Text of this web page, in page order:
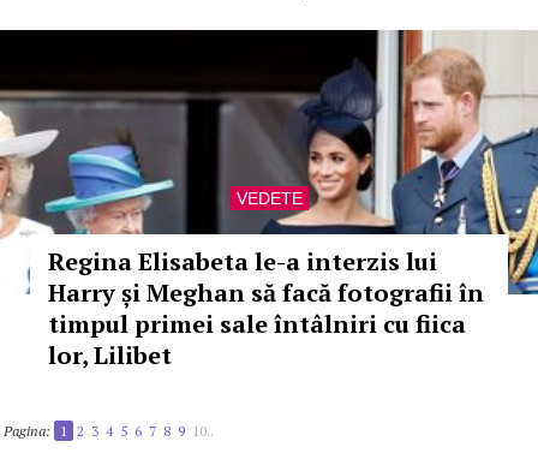
VEDETE
Regina Elisabeta le-a interzis lui
Harry și Meghan să facă fotografii în
timpul primei sale întâlniri cu fiica
lor, Lilibet
Pagina: 1 2 3 4 5 6 7 8 9 10..